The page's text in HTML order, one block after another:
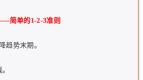
简单的1-2-3准则
趋势末期。